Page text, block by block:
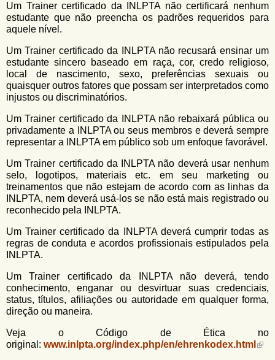
Um Trainer certificado da INLPTA não certificará nenhum
estudante que não preencha os padrões requeridos para
aquele nível.
Um Trainer certificado da INLPTA não recusará ensinar um
estudante sincero baseado em raça, cor, credo religioso,
local de nascimento, sexo, preferências sexuais ou
quaisquer outros fatores que possam ser interpretados como
injustos ou discriminatórios.
Um Trainer certificado da INLPTA não rebaixará pública ou
privadamente a INLPTA ou seus membros e deverá sempre
representar a INLPTA em público sob um enfoque favorável.
Um Trainer certificado da INLPTA não deverá usar nenhum
selo, logotipos, materiais etc. em seu marketing ou
treinamentos que não estejam de acordo com as linhas da
INLPTA, nem deverá usá-los se não está mais registrado ou
reconhecido pela INLPTA.
Um Trainer certificado da INLPTA deverá cumprir todas as
regras de conduta e acordos profissionais estipulados pela
INLPTA.
Um Trainer certificado da INLPTA não deverá, tendo
conhecimento, enganar ou desvirtuar suas credenciais,
status, títulos, afiliações ou autoridade em qualquer forma,
direção ou maneira.
Veja o Código de Ética no
original: www.inlpta.org/index.php/en/ehrenkodex.html